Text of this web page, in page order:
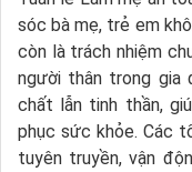
sóc bà mẹ, trẻ em
còn là trách nhiệm
người thân trong gia
chất lẫn tinh thần,
phục sức khỏe. Các
tuyên truyền, vận